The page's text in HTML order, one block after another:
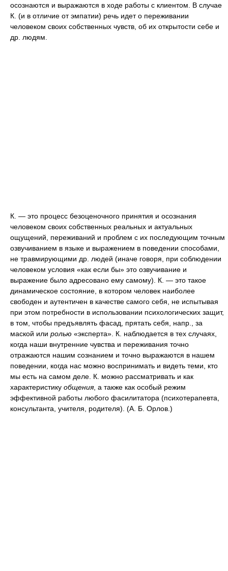
осознаются и выражаются в ходе работы с клиентом. В случае
К. (и в отличие от эмпатии) речь идет о переживании
человеком своих собственных чувств, об их открытости себе и
др. людям.
К. — это процесс безоценочного принятия и осознания
человеком своих собственных реальных и актуальных
ощущений, переживаний и проблем с их последующим точным
озвучиванием в языке и выражением в поведении способами,
не травмирующими др. людей (иначе говоря, при соблюдении
человеком условия «как если бы» это озвучивание и
выражение было адресовано ему самому). К. — это такое
динамическое состояние, в котором человек наиболее
свободен и аутентичен в качестве самого себя, не испытывая
при этом потребности в использовании психологических защит,
в том, чтобы предъявлять фасад, прятать себя, напр., за
маской или ролью «эксперта». К. наблюдается в тех случаях,
когда наши внутренние чувства и переживания точно
отражаются нашим сознанием и точно выражаются в нашем
поведении, когда нас можно воспринимать и видеть теми, кто
мы есть на самом деле. К. можно рассматривать и как
характеристику общения, а также как особый режим
эффективной работы любого фасилитатора (психотерапевта,
консультанта, учителя, родителя). (А. Б. Орлов.)